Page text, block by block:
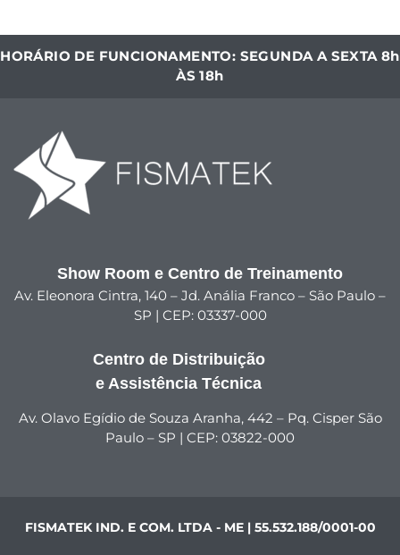
HORÁRIO DE FUNCIONAMENTO: SEGUNDA A SEXTA 8h
ÀS 18h
Show Room e Centro de Treinamento
Av. Eleonora Cintra, 140 – Jd. Anália Franco – São Paulo –
SP | CEP: 03337-000
Centro de Distribuição
e Assistência Técnica
Av. Olavo Egídio de Souza Aranha, 442 – Pq. Cisper São
Paulo – SP | CEP: 03822-000
FISMATEK IND. E COM. LTDA - ME | 55.532.188/0001-00